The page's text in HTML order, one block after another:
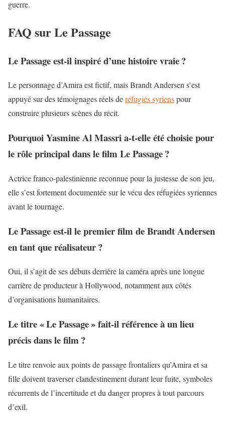
guerre.
FAQ sur Le Passage
Le Passage est-il inspiré d’une histoire vraie ?
Le personnage d’Amira est fictif, mais Brandt Andersen s’est
appuyé sur des témoignages réels deréfugiés syrienspour
construire plusieurs scènes du récit.
Pourquoi Yasmine Al Massri a-t-elle été choisie pour
le rôle principal dans le film Le Passage ?
Actrice franco-palestinienne reconnue pour la justesse de son jeu,
elle s’est fortement documentée sur le vécu des réfugiées syriennes
avant le tournage.
Le Passage est-il le premier film de Brandt Andersen
en tant que réalisateur ?
Oui, il s’agit de ses débuts derrière la caméra après une longue
carrière de producteur à Hollywood, notamment aux côtés
d’organisations humanitaires.
Le titre « Le Passage » fait-il référence à un lieu
précis dans le film ?
Le titre renvoie aux points de passage frontaliers qu’Amira et sa
fille doivent traverser clandestinement durant leur fuite, symboles
récurrents de l’incertitude et du danger propres à tout parcours
d’exil.